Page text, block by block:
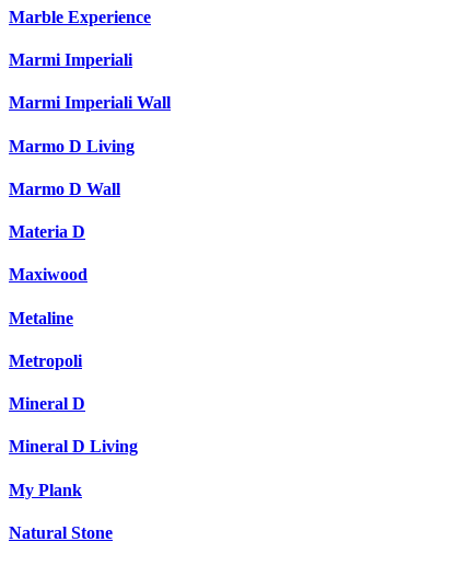
Marble Experience
Marmi Imperiali
Marmi Imperiali Wall
Marmo D Living
Marmo D Wall
Materia D
Maxiwood
Metaline
Metropoli
Mineral D
Mineral D Living
My Plank
Natural Stone